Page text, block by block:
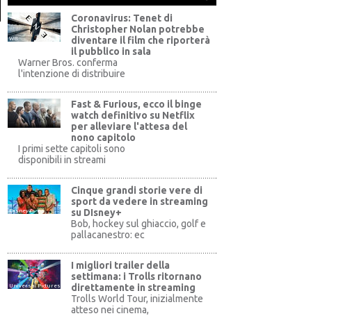
WB
Coronavirus: Tenet di
Christopher Nolan potrebbe
diventare il film che riporterà
il pubblico in sala
Warner Bros. conferma
l'intenzione di distribuire
Fast & Furious, ecco il binge
watch definitivo su Netflix
per alleviare l'attesa del
nono capitolo
I primi sette capitoli sono
disponibili in streami
Disney+
Cinque grandi storie vere di
sport da vedere in streaming
su DIsney+
Bob, hockey sul ghiaccio, golf e
pallacanestro: ec
Universal Pictures
I migliori trailer della
settimana: i Trolls ritornano
direttamente in streaming
Trolls World Tour, inizialmente
atteso nei cinema,